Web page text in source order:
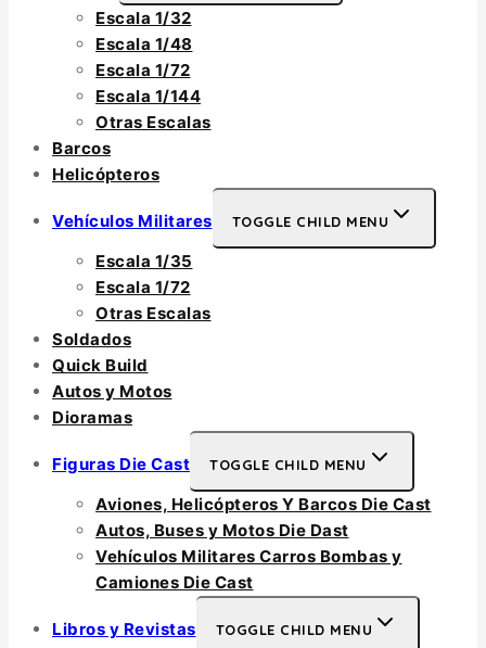
Escala 1/32
Escala 1/48
Escala 1/72
Escala 1/144
Otras Escalas
Barcos
Helicópteros
Vehículos Militares TOGGLE CHILD MENU
Escala 1/35
Escala 1/72
Otras Escalas
Soldados
Quick Build
Autos y Motos
Dioramas
Figuras Die Cast TOGGLE CHILD MENU
Aviones, Helicópteros Y Barcos Die Cast
Autos, Buses y Motos Die Dast
Vehículos Militares Carros Bombas y
Camiones Die Cast
Libros y Revistas TOGGLE CHILD MENU